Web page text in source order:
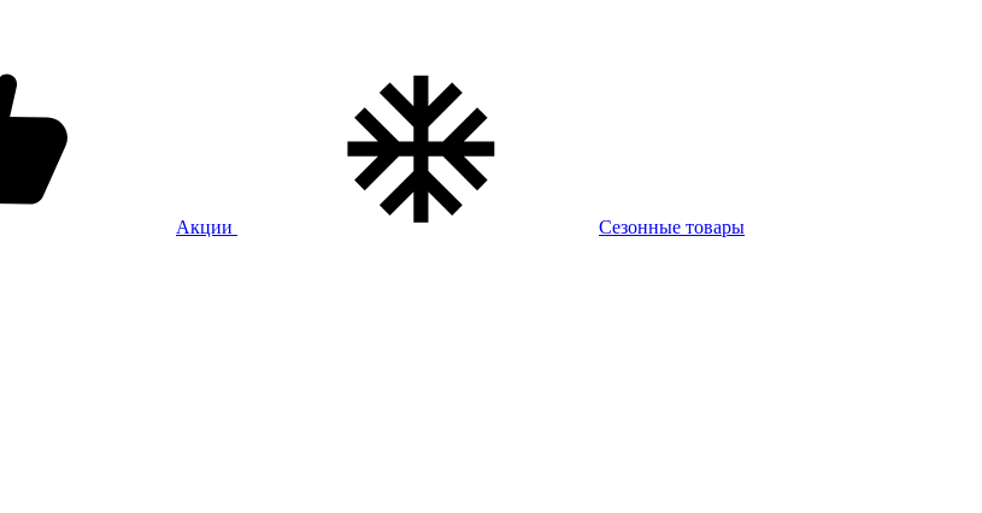
Акции Сезонные товары